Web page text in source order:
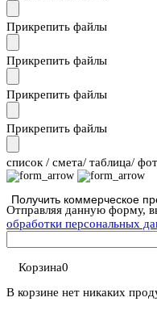
Прикрепить файлы
Прикрепить файлы
Прикрепить файлы
Прикрепить файлы
cписок / смета/ таблица/
Отправляя данную форму,
обработки персональных
Корзина0
В корзине нет никаких